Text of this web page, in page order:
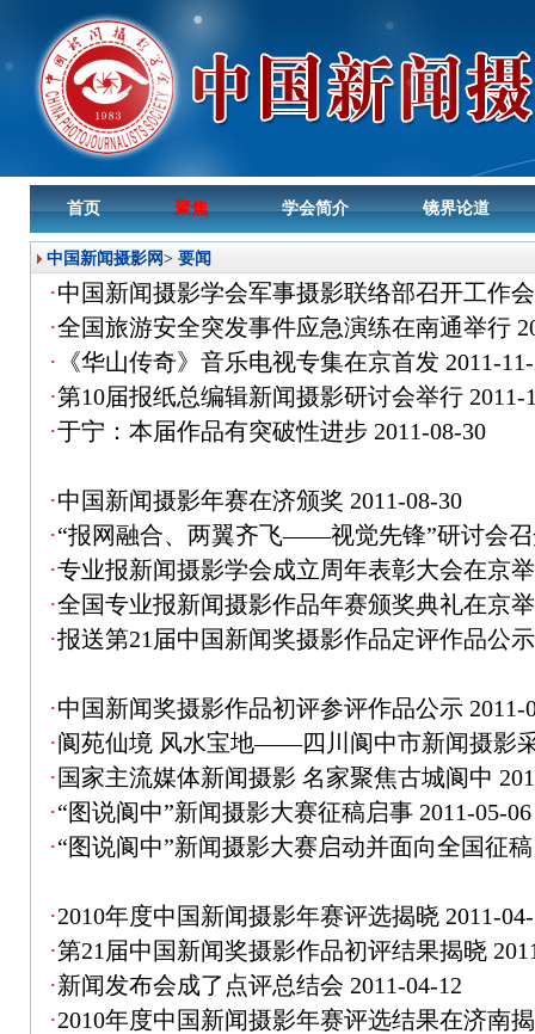
首页 聚焦 学会简介 镜界论道
中国新闻摄影网> 要闻
·中国新闻摄影学会军事摄影联络部召开工作
·全国旅游安全突发事件应急演练在南通举行
· 《华山传奇》音乐电视专集在京首发 2011-
·第10届报纸总编辑新闻摄影研讨会举行 2011-
·于宁：本届作品有突破性进步 2011-08-30
·中国新闻摄影年赛在济颁奖 2011-08-30
·“报网融合、两翼齐飞——视觉先锋”研讨会
·专业报新闻摄影学会成立周年表彰大会在京
·全国专业报新闻摄影作品年赛颁奖典礼在京
·报送第21届中国新闻奖摄影作品定评作品公示
·中国新闻奖摄影作品初评参评作品公示 2011-
·阆苑仙境 风水宝地——四川阆中市新闻摄影
· 国家主流媒体新闻摄影 名家聚焦古城阆中
·“图说阆中”新闻摄影大赛征稿启事 2011-05-06
·“图说阆中”新闻摄影大赛启动并面向全国征稿
·2010年度中国新闻摄影年赛评选揭晓 2011-
·第21届中国新闻奖摄影作品初评结果揭晓
·新闻发布会成了点评总结会 2011-04-12
·2010年度中国新闻摄影年赛评选结果在济南